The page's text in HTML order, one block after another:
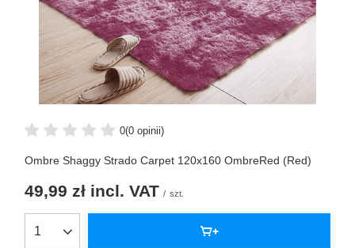
0(0 opinii)
Ombre Shaggy Strado Carpet 120x160 OmbreRed (Red)
49,99 zł incl. VAT / szt.